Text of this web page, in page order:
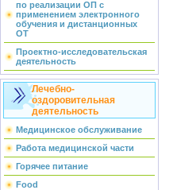
по реализации ОП с
применением электронного
обучения и дистанционных
ОТ
Проектно-исследовательская
деятельность
Лечебно-
оздоровительная
деятельность
Медицинское обслуживание
Работа медицинской части
Горячее питание
Food